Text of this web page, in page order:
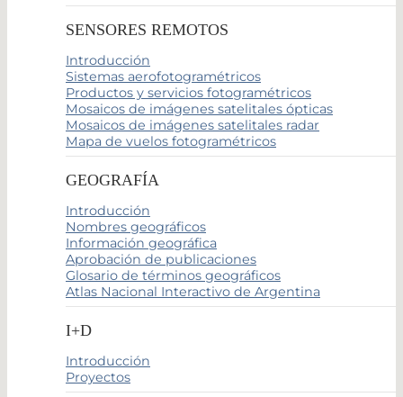
SENSORES REMOTOS
Introducción
Sistemas aerofotogramétricos
Productos y servicios fotogramétricos
Mosaicos de imágenes satelitales ópticas
Mosaicos de imágenes satelitales radar
Mapa de vuelos fotogramétricos
GEOGRAFÍA
Introducción
Nombres geográficos
Información geográfica
Aprobación de publicaciones
Glosario de términos geográficos
Atlas Nacional Interactivo de Argentina
I+D
Introducción
Proyectos